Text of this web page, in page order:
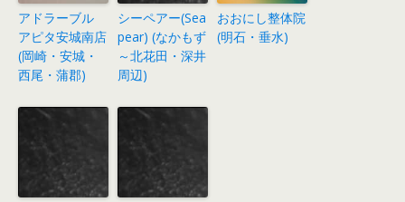
アドラーブル
アピタ安城南店
(岡崎・安城・
西尾・蒲郡)
シーペアー(Sea
pear) (なかもず
～北花田・深井
周辺)
おおにし整体院
(明石・垂水)